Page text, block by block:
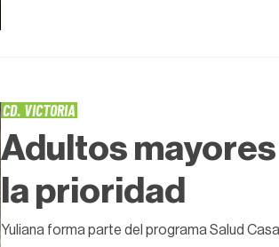
CD. VICTORIA
Adultos
la prioridad
Yuliana forma parte del programa Salud